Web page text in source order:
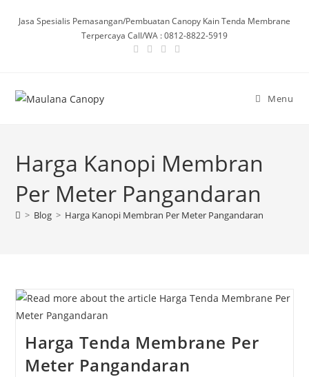
Jasa Spesialis Pemasangan/Pembuatan Canopy Kain Tenda Membrane
Terpercaya Call/WA : 0812-8822-5919
Menu
Harga Kanopi Membran
Per Meter Pangandaran
> Blog > Harga Kanopi Membran Per Meter Pangandaran
Harga Tenda Membrane Per
Meter Pangandaran